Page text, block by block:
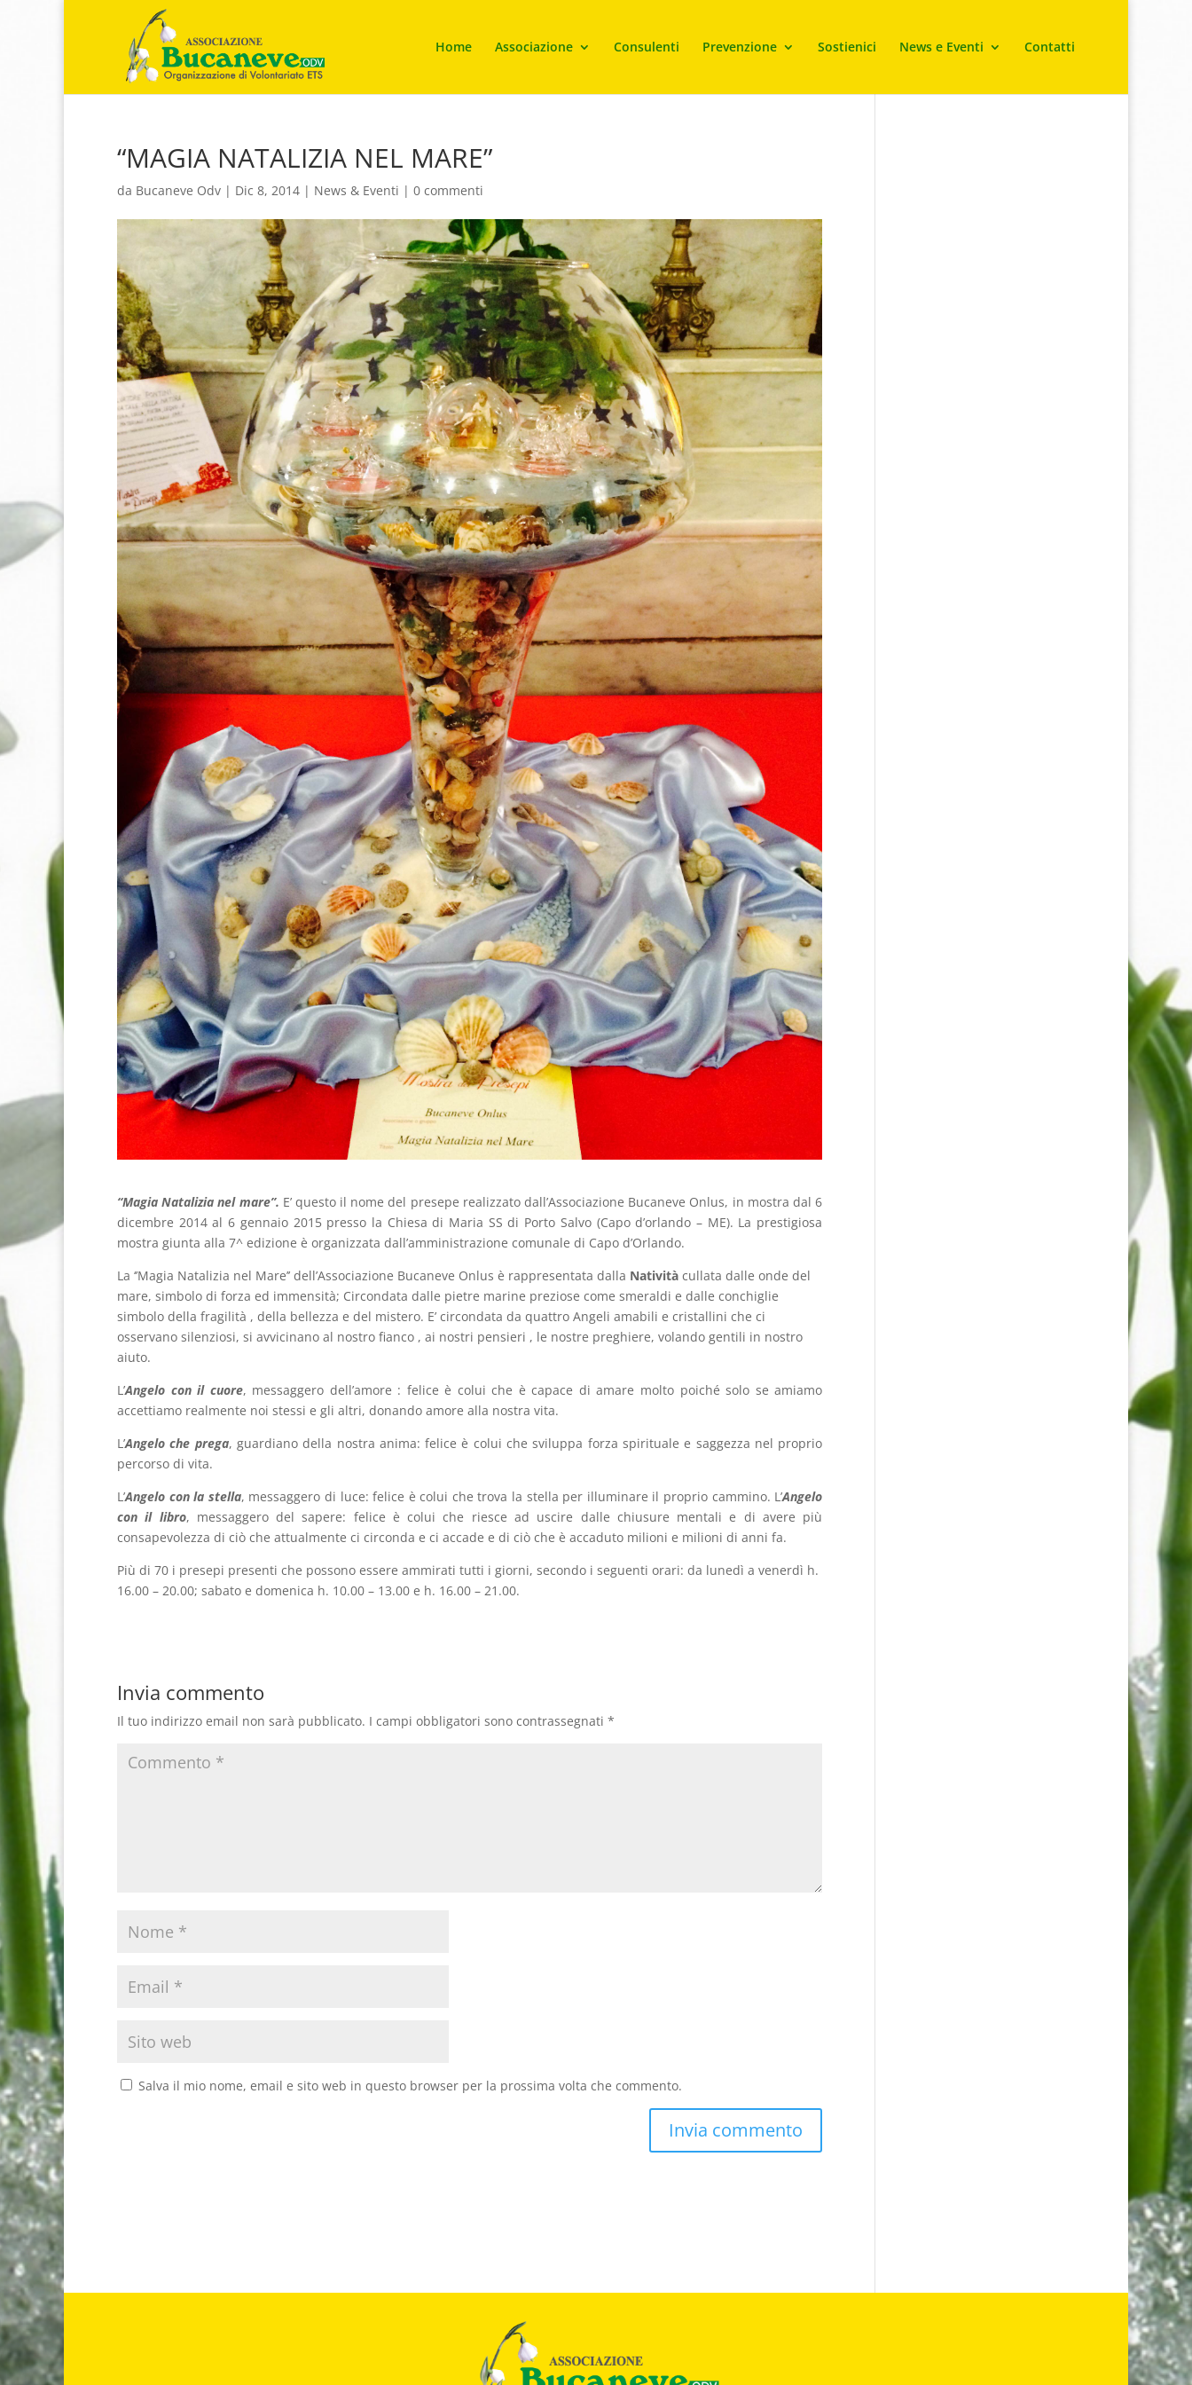
Home Associazione Consulenti Prevenzione Sostienici News e Eventi Contatti
“MAGIA NATALIZIA NEL MARE”
da Bucaneve Odv | Dic 8, 2014 | News & Eventi | 0 commenti
“Magia Natalizia nel mare”. E’ questo il nome del presepe realizzato dall’Associazione Bucaneve Onlus, in mostra dal 6
dicembre 2014 al 6 gennaio 2015 presso la Chiesa di Maria SS di Porto Salvo (Capo d’orlando – ME). La prestigiosa
mostra giunta alla 7^ edizione è organizzata dall’amministrazione comunale di Capo d’Orlando.
La ‘’Magia Natalizia nel Mare’’ dell’Associazione Bucaneve Onlus è rappresentata dalla Natività cullata dalle onde del
mare, simbolo di forza ed immensità; Circondata dalle pietre marine preziose come smeraldi e dalle conchiglie
simbolo della fragilità , della bellezza e del mistero. E’ circondata da quattro Angeli amabili e cristallini che ci
osservano silenziosi, si avvicinano al nostro fianco , ai nostri pensieri , le nostre preghiere, volando gentili in nostro
aiuto.
L’Angelo con il cuore, messaggero dell’amore : felice è colui che è capace di amare molto poiché solo se amiamo
accettiamo realmente noi stessi e gli altri, donando amore alla nostra vita.
L’Angelo che prega, guardiano della nostra anima: felice è colui che sviluppa forza spirituale e saggezza nel proprio
percorso di vita.
L’Angelo con la stella, messaggero di luce: felice è colui che trova la stella per illuminare il proprio cammino. L’Angelo
con il libro, messaggero del sapere: felice è colui che riesce ad uscire dalle chiusure mentali e di avere più
consapevolezza di ciò che attualmente ci circonda e ci accade e di ciò che è accaduto milioni e milioni di anni fa.
Più di 70 i presepi presenti che possono essere ammirati tutti i giorni, secondo i seguenti orari: da lunedì a venerdì h.
16.00 – 20.00; sabato e domenica h. 10.00 – 13.00 e h. 16.00 – 21.00.
Invia commento
Il tuo indirizzo email non sarà pubblicato. I campi obbligatori sono contrassegnati *
Salva il mio nome, email e sito web in questo browser per la prossima volta che commento.